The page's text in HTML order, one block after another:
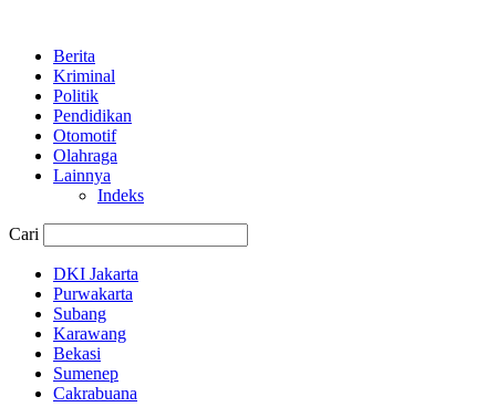
Berita
Kriminal
Politik
Pendidikan
Otomotif
Olahraga
Lainnya
Indeks
Cari
DKI Jakarta
Purwakarta
Subang
Karawang
Bekasi
Sumenep
Cakrabuana